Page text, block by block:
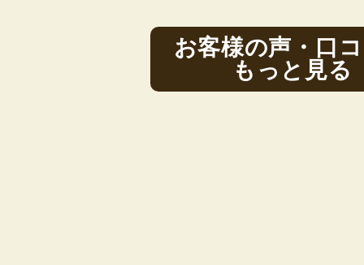
お客様の声・口
もっと見る